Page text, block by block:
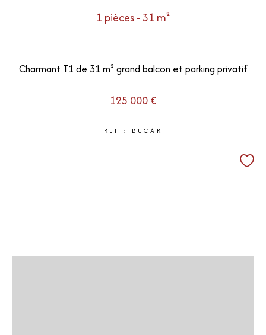
1 pièces - 31 m²
Charmant T1 de 31 m² grand balcon et parking privatif
125 000 €
REF : BUCAR